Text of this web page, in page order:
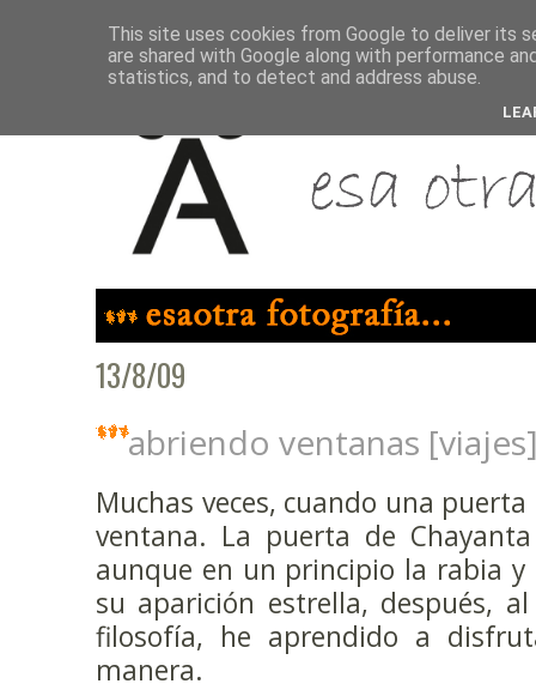
13/8/09
abriendo ventanas
Muchas veces, cuando una
ventana. La puerta de
aunque en un principio la rabia
su aparición estrella, después,
filosofía, he aprendido a
manera.
This site uses cookies from Google to deliver its
are shared with Google along with performance
statistics, and to detect and address abuse.